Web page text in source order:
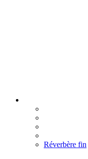
Réverbère fin